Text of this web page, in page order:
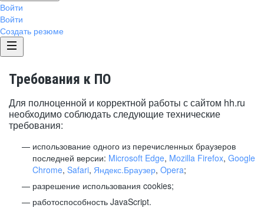
Войти
Войти
Создать резюме
Требования к ПО
Для полноценной и корректной работы с сайтом hh.ru
необходимо соблюдать следующие технические
требования:
использование одного из перечисленных браузеров
последней версии: Microsoft Edge, Mozilla Firefox, Google
Chrome, Safari, Яндекс.Браузер, Opera;
разрешение использования cookies;
работоспособность JavaScript.